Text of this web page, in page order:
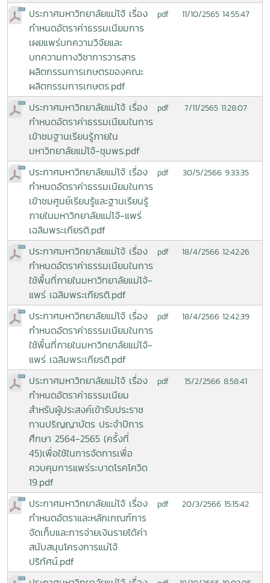
ประกาศมหาวิทยาลัยแม่โจ้ เรื่อง
กำหนดอัตราค่าธรรมเนียมการ
เผยแพร่บทความวิจัยและ
บทความทางวิชาการวารสาร
ผลิตกรรมการเกษตรของคณะ
ผลิตกรรมการเกษตร.pdf
pdf 11/10/2565 14:55:47
ประกาศมหาวิทยาลัยแม่โจ้ เรื่อง
กำหนดอัตราค่าธรรมเนียมในการ
เข้าชมฐานเรียนรู้ภายใน
มหาวิทยาลัยแม่โจ้-ชุมพร.pdf
pdf 7/11/2565 11:28:07
ประกาศมหาวิทยาลัยแม่โจ้ เรื่อง
กำหนดอัตราค่าธรรมเนียมในการ
เข้าชมศูนย์เรียนรู้และฐานเรียนรู้
ภายในมหาวิทยาลัยแม่โจ้-แพร่
เฉลิมพระเกียรติ.pdf
pdf 30/5/2566 9:33:35
ประกาศมหาวิทยาลัยแม่โจ้ เรื่อง
กำหนดอัตราค่าธรรมเนียมในการ
ใช้พื้นที่ภายในมหาวิทยาลัยแม่โจ้-
แพร่ เฉลิมพระเกียรติ.pdf
pdf 18/4/2566 12:42:26
ประกาศมหาวิทยาลัยแม่โจ้ เรื่อง
กำหนดอัตราค่าธรรมเนียมในการ
ใช้พื้นที่ภายในมหาวิทยาลัยแม่โจ้-
แพร่ เฉลิมพระเกียรติ.pdf
pdf 18/4/2566 12:42:39
ประกาศมหาวิทยาลัยแม่โจ้ เรื่อง
กำหนดอัตราค่าธรรมเนียม
สำหรับผู้ประสงค์เข้ารับประราช
ทานปริญญาบัตร ประจำปีการ
ศึกษา 2564-2565 (ครั้งที่
45)เพื่อใช้ในการจัดการเพื่อ
ควบคุมการแพร่ระบาดโรคโควิด
19.pdf
pdf 15/2/2566 8:58:41
ประกาศมหาวิทยาลัยแม่โจ้ เรื่อง
กำหนดอัตราและหลักเกณฑ์การ
จัดเก็บและการจ่ายเงินรายได้ค่า
สนับสนุนโครงการแม่โจ้
ปริทัศน์.pdf
pdf 20/3/2566 15:15:42